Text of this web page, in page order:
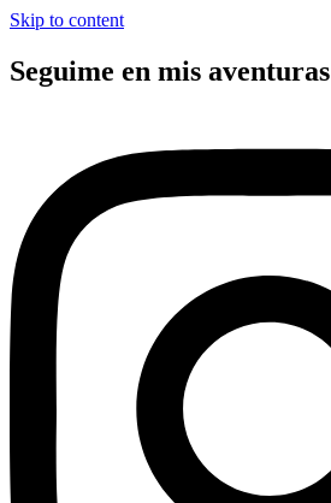
Skip to content
Seguime en mis aventuras